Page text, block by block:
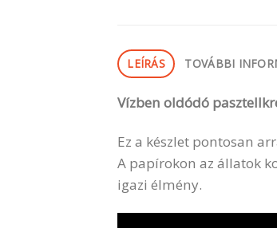
LEÍRÁS TOVÁBBI
Vízben oldódó
Ez a készlet pontosan
A papírokon az állatok
igazi élmény.